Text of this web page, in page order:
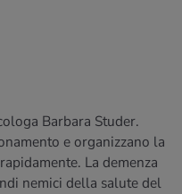
Barbara Studer.
e organizzano la
La demenza
nemici della salute del